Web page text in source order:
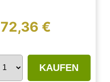
72,36 €
KAUFEN